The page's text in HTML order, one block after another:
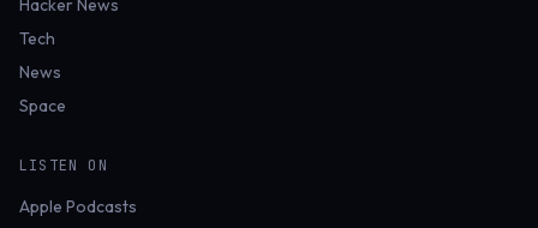
Hacker News
Tech
News
Space
LISTEN ON
Apple Podcasts